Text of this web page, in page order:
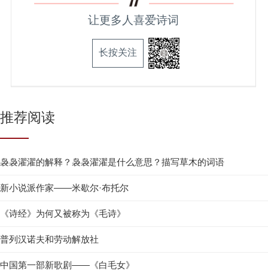
让更多人喜爱诗词
长按关注
推荐阅读
袅袅濯濯的解释？袅袅濯濯是什么意思？描写草木的词语
新小说派作家——米歇尔·布托尔
《诗经》为何又被称为《毛诗》
普列汉诺夫和劳动解放社
中国第一部新歌剧——《白毛女》